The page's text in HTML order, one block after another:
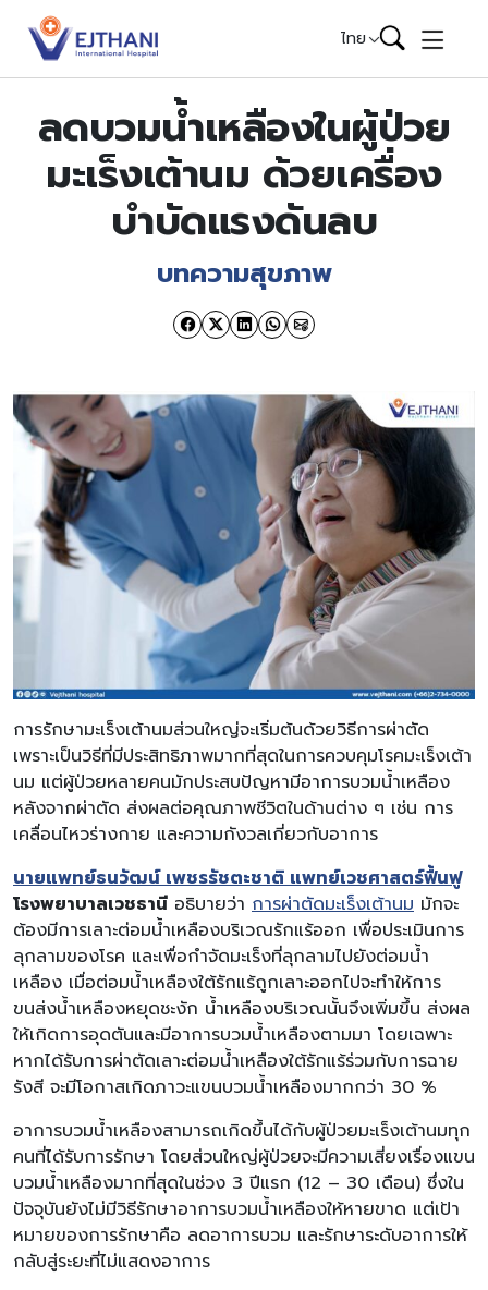
Skip to content
ไทย
ลดบวมน้ำเหลืองในผู้ป่วย
มะเร็งเต้านม ด้วยเครื่อง
บำบัดแรงดันลบ
บทความสุขภาพ
การรักษามะเร็งเต้านมส่วนใหญ่จะเริ่มต้นด้วยวิธีการผ่าตัด
เพราะเป็นวิธีที่มีประสิทธิภาพมากที่สุดในการควบคุมโรคมะเร็งเต้า
นม แต่ผู้ป่วยหลายคนมักประสบปัญหามีอาการบวมน้ำเหลือง
หลังจากผ่าตัด ส่งผลต่อคุณภาพชีวิตในด้านต่าง ๆ เช่น การ
เคลื่อนไหวร่างกาย และความกังวลเกี่ยวกับอาการ
นายแพทย์ธนวัฒน์ เพชรรัชตะชาติ แพทย์เวชศาสตร์ฟื้นฟู
โรงพยาบาลเวชธานี อธิบายว่า การผ่าตัดมะเร็งเต้านม มักจะ
ต้องมีการเลาะต่อมน้ำเหลืองบริเวณรักแร้ออก เพื่อประเมินการ
ลุกลามของโรค และเพื่อกำจัดมะเร็งที่ลุกลามไปยังต่อมน้ำ
เหลือง เมื่อต่อมน้ำเหลืองใต้รักแร้ถูกเลาะออกไปจะทำให้การ
ขนส่งน้ำเหลืองหยุดชะงัก น้ำเหลืองบริเวณนั้นจึงเพิ่มขึ้น ส่งผล
ให้เกิดการอุดตันและมีอาการบวมน้ำเหลืองตามมา โดยเฉพาะ
หากได้รับการผ่าตัดเลาะต่อมน้ำเหลืองใต้รักแร้ร่วมกับการฉาย
รังสี จะมีโอกาสเกิดภาวะแขนบวมน้ำเหลืองมากกว่า 30 %
อาการบวมน้ำเหลืองสามารถเกิดขึ้นได้กับผู้ป่วยมะเร็งเต้านมทุก
คนที่ได้รับการรักษา โดยส่วนใหญ่ผู้ป่วยจะมีความเสี่ยงเรื่องแขน
บวมน้ำเหลืองมากที่สุดในช่วง 3 ปีแรก (12 – 30 เดือน) ซึ่งใน
ปัจจุบันยังไม่มีวิธีรักษาอาการบวมน้ำเหลืองให้หายขาด แต่เป้า
หมายของการรักษาคือ ลดอาการบวม และรักษาระดับอาการให้
กลับสู่ระยะที่ไม่แสดงอาการ